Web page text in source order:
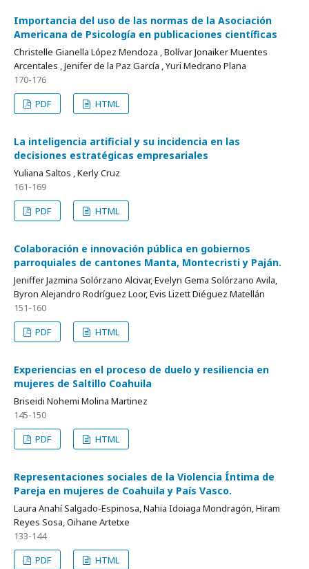
Importancia del uso de las normas de la Asociación
Americana de Psicología en publicaciones científicas
Christelle Gianella López Mendoza , Bolívar Jonaiker Muentes
Arcentales , Jenifer de la Paz García , Yuri Medrano Plana
170-176
PDF
HTML
La inteligencia artificial y su incidencia en las
decisiones estratégicas empresariales
Yuliana Saltos , Kerly Cruz
161-169
PDF
HTML
Colaboración e innovación pública en gobiernos
parroquiales de cantones Manta, Montecristi y Paján.
Jeniffer Jazmina Solórzano Alcivar, Evelyn Gema Solórzano Avila,
Byron Alejandro Rodríguez Loor, Evis Lizett Diéguez Matellán
151-160
PDF
HTML
Experiencias en el proceso de duelo y resiliencia en
mujeres de Saltillo Coahuila
Briseidi Nohemi Molina Martinez
145-150
PDF
HTML
Representaciones sociales de la Violencia Íntima de
Pareja en mujeres de Coahuila y País Vasco.
Laura Anahí Salgado-Espinosa, Nahia Idoiaga Mondragón, Hiram
Reyes Sosa, Oihane Artetxe
133-144
PDF
HTML